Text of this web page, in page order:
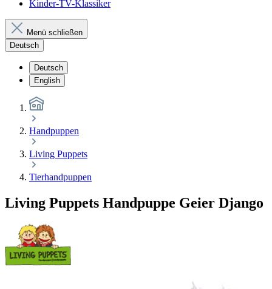
Kinder-TV-Klassiker
Menü schließen
Deutsch
Deutsch
English
Handpuppen
Living Puppets
Tierhandpuppen
Living Puppets Handpuppe Geier Django